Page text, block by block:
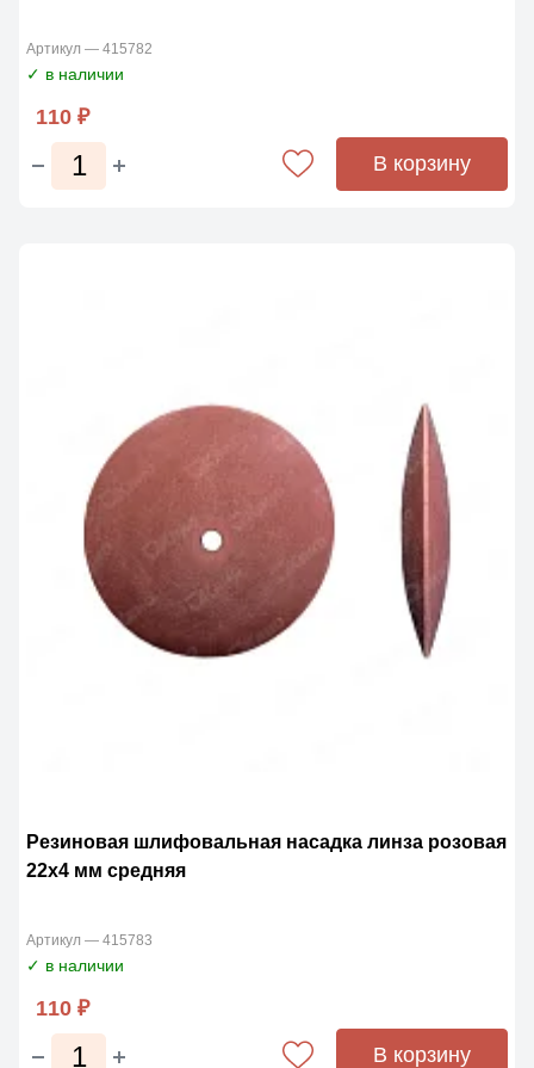
Артикул — 415782
✓ в наличии
110 ₽
В корзину
Резиновая шлифовальная насадка линза розовая
22х4 мм средняя
Артикул — 415783
✓ в наличии
110 ₽
В корзину